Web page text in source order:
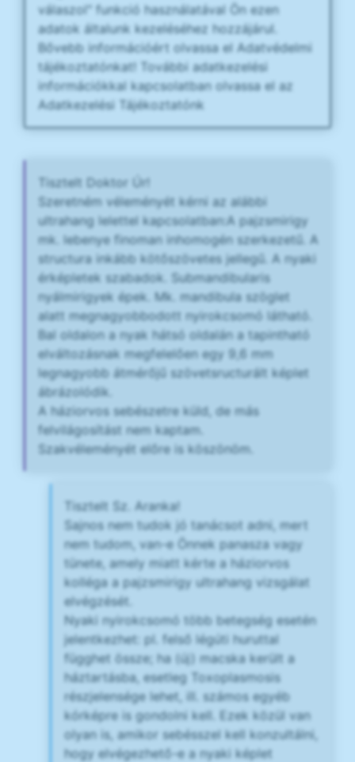
válaszol" funkció használatával Ön ezen
adatok általunk kezeléséhez hozzájárul.
Bővebb információért olvassa el Adatvédelmi
tájékoztatónkat! További adatkezelési
információkkal kapcsolatban olvassa el az
Adatkezelési Tájékoztatónk
Tisztelt Doktor Úr!
Szeretném véleményét kérni az alábbi
ultrahang lelettel kapcsolatban:A pajzsmirigy
mk. lebenye finoman inhomogén szerkezetű. A
structura inkább kötőszövetes jellegű. A nyaki
érképletek szabadok. Submandibularis
nyálmirigyek épek. Mk. mandibula szöglet
alatt megnagyobbodott nyirokcsomó látható.
Bal oldalon a nyak hátsó oldalán a tapintható
elváltozásnak megfelelően egy 9,6 mm
legnagyobb átmérőjű szövetsructurált képlet
ábrázolódik.
A háziorvos sebészetre küld, de más
felvilágosítást nem kaptam.
Szakvéleményét előre is köszönöm.
Tisztelt Sz. Aranka!
Sajnos nem tudok jó tanácsot adni, mert
nem tudom, van-e Önnek panasza vagy
tünete, amely miatt kérte a háziorvos
kolléga a pajzsmirigy ultrahang vizsgálat
elvégzését.
Nyaki nyirokcsomó több betegség esetén
jelentkezhet: pl. felső légúti huruttal
függhet össze; ha (új) macska került a
háztartásba, esetleg Toxoplasmosis
részjelensége lehet, ill. számos egyéb
kórképre is gondolni kell. Ezek közül van
olyan is, amikor sebésszel kell konzultálni,
hogy elvégezhető-e a nyaki képlet